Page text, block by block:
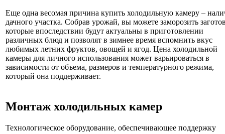
Еще одна весомая причина купить холодильную камеру –
дачного участка. Собрав урожай, вы можете заморозить
которые впоследствии будут актуальны в приготовлении
различных блюд и позволят в зимнее время вспомнить вкус
любимых летних фруктов, овощей и ягод. Цена холодильной
камеры для личного использования может варьироваться в
зависимости от объема, размеров и температурного режима,
который она поддерживает.
Монтаж холодильных камер
Технологическое оборудование, обеспечивающее поддержку